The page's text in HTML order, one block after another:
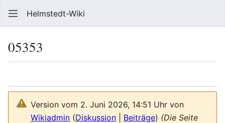
Helmstedt-Wiki
05353
Version vom 2. Juni 2026, 14:51 Uhr von
Wikiadmin (Diskussion Beiträge) (Die Seite